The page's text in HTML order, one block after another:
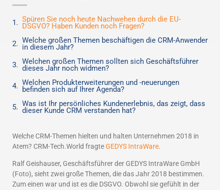
Spüren Sie noch heute Nachwehen durch die EU-
DSGVO? Haben Kunden noch Fragen?
Welche großen Themen beschäftigen die CRM-Anwender
in diesem Jahr?
Welchen großen Themen sollten sich Geschäftsführer
dieses Jahr noch widmen?
Welchen Produkterweiterungen und -neuerungen
befinden sich auf Ihrer Agenda?
Was ist Ihr persönliches Kundenerlebnis, das zeigt, dass
dieser Kunde CRM verstanden hat?
Welche CRM-Themen hielten und halten Unternehmen 2018 in
Atem? CRM-Tech.World fragteGEDYS IntraWare.
Ralf Geishauser, Geschäftsführer der GEDYS IntraWare GmbH
(Foto), sieht zwei große Themen, die das Jahr 2018 bestimmen.
Zum einen war und ist es die DSGVO. Obwohl sie gefühlt in der